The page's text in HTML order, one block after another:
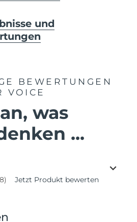
und
BEWERTUNGEN
VOICE
was
...
Jetzt Produkt bewerten